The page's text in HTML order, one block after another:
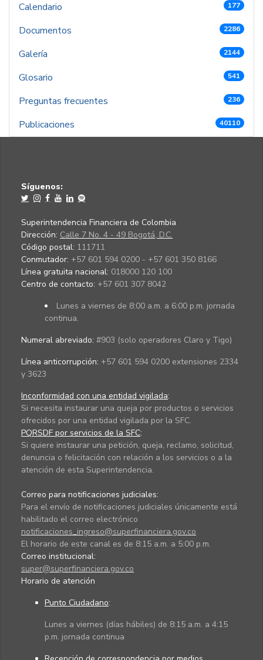
Calendario
177
Documentos 2286
Galería 2144
Glosario 541
Preguntas frecuentes 236
Publicaciones 40110
Síguenos:
Superintendencia Financiera de Colombia
Dirección: Calle 7 No. 4 - 49 Bogotá, D.C.
Código postal: 111711
Conmutador: +57 601 594 0200 - +57 601 350 8166
Línea gratuita nacional: 018000 120 100
Centro de contacto: +57 601 307 8042
Lunes a viernes de 8:00 a.m. a 6:00 p.m. jornada
continua.
Numeral abreviado: #903 (solo operadores Claro y Tigo)
Línea anticorrupción: +57 601 594 0200 extensiones 2334
y 3623
Inconformidad con una entidad vigilada:
Si necesita instaurar una queja por productos o servicios
ofrecidos por una entidad vigilada por la SFC.
PQRSDF por servicios de la SFC:
Si quiere instaurar una petición, queja, reclamo, solicitud,
denuncia o felicitación con relación a los servicios o a la
atención de esta Superintendencia.
Correo para notificaciones judiciales:
Para el envío de notificaciones judiciales únicamente está
habilitado el correo electrónico
notificaciones_ingreso@superfinanciera.gov.co
El horario de este canal es de 8:15 a.m. a 5:00 p.m.
Correo institucional:
super@superfinanciera.gov.co
Horario de atención
Punto Ciudadano:
Lunes a viernes (días hábiles) de 8:15 a.m. a 4:15
p.m. jornada continua